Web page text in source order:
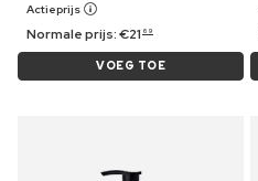
Actieprijs
Normale prijs:€21 69
VOEG TOE